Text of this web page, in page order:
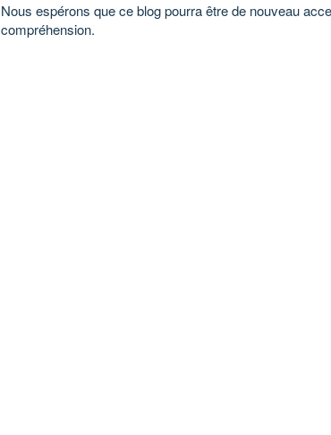
Nous espérons que ce blog pourra être de nouveau
compréhension.